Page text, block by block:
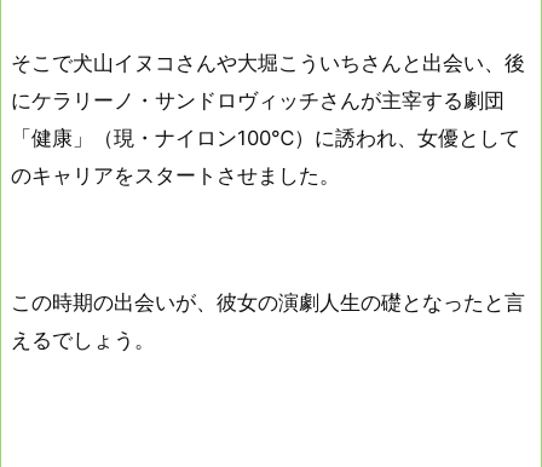
そこで犬山イヌコさんや大堀こういちさんと出会い、後
にケラリーノ・サンドロヴィッチさんが主宰する劇団
「健康」（現・ナイロン100℃）に誘われ、女優として
のキャリアをスタートさせました。
この時期の出会いが、彼女の演劇人生の礎となったと言
えるでしょう。